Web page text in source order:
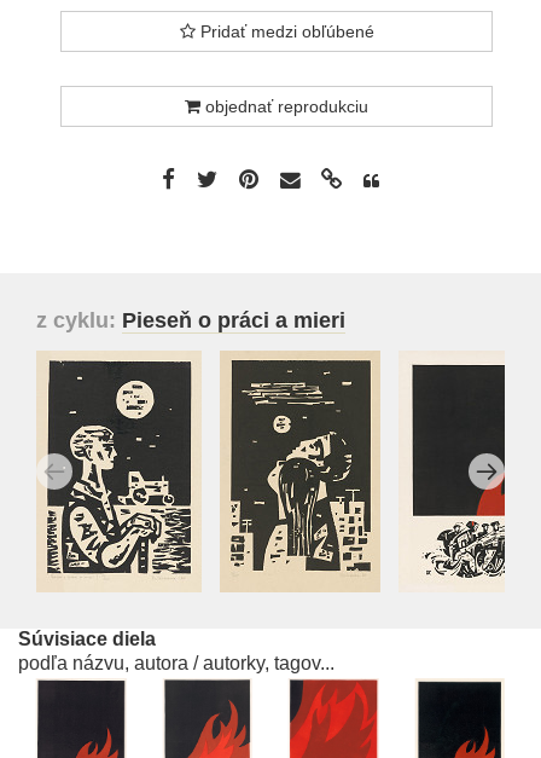
Pridať medzi obľúbené
objednať reprodukciu
z cyklu: Pieseň o práci a mieri
Súvisiace diela
podľa názvu, autora / autorky, tagov...